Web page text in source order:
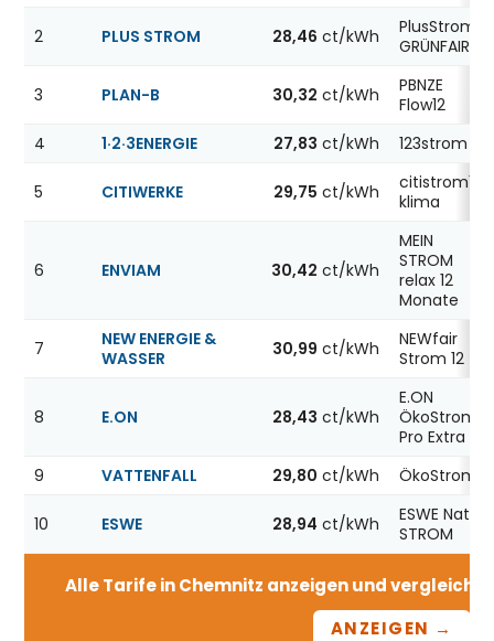
2 PLUS STROM 28,46 ct/kWh
PlusStrom
GRÜNFAIR
3 PLAN-B 30,32 ct/kWh
PBNZE
Flow12
4
1·2·3ENERGIE 27,83 ct/kWh 123strom
5 CITIWERKE 29,75 ct/kWh
citistrom12
klima
6 ENVIAM 30,42 ct/kWh
MEIN
STROM
relax 12
Monate
7
NEW ENERGIE &
WASSER
30,99 ct/kWh
NEWfair
Strom 12
8 E.ON 28,43 ct/kWh
E.ON
ÖkoStrom
Pro Extra 12
9
VATTENFALL 29,80 ct/kWh ÖkoStrom12
10 ESWE 28,94 ct/kWh
ESWE Natur
STROM
Alle Tarife in Chemnitz anzeigen und vergleichen
ANZEIGEN →